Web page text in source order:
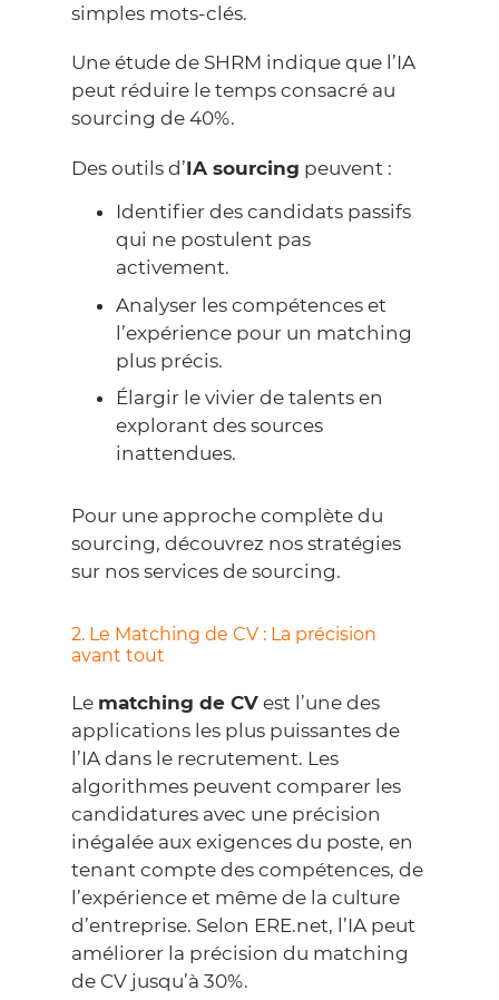
simples mots-clés.
Une étude de SHRM indique que l’IA
peut réduire le temps consacré au
sourcing de 40%.
Des outils d’IA sourcing peuvent :
Identifier des candidats passifs
qui ne postulent pas
activement.
Analyser les compétences et
l’expérience pour un matching
plus précis.
Élargir le vivier de talents en
explorant des sources
inattendues.
Pour une approche complète du
sourcing, découvrez nos stratégies
sur nos services de sourcing.
2. Le Matching de CV : La précision
avant tout
Le matching de CV est l’une des
applications les plus puissantes de
l’IA dans le recrutement. Les
algorithmes peuvent comparer les
candidatures avec une précision
inégalée aux exigences du poste, en
tenant compte des compétences, de
l’expérience et même de la culture
d’entreprise. Selon ERE.net, l’IA peut
améliorer la précision du matching
de CV jusqu’à 30%.